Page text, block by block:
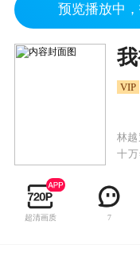
预览播放中
VIP
林
十
数宗
了。
业
超清画质 7